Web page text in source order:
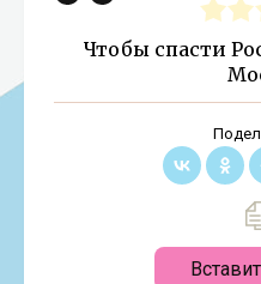
Чтобы спасти